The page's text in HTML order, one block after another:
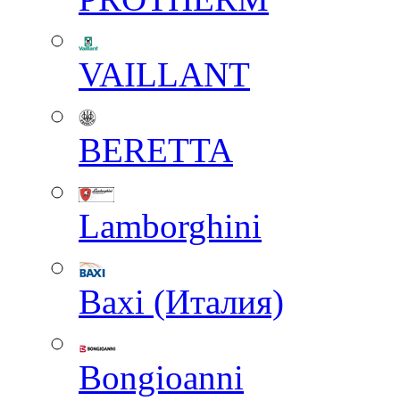
VAILLANT
BERETTA
Lamborghini
Baxi (Италия)
Вongioanni